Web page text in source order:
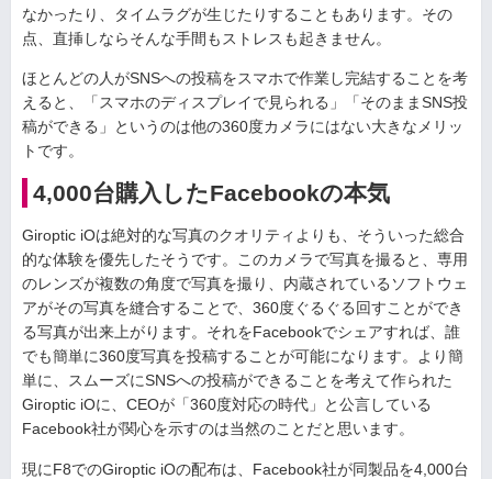
なかったり、タイムラグが生じたりすることもあります。その
点、直挿しならそんな手間もストレスも起きません。
ほとんどの人がSNSへの投稿をスマホで作業し完結することを考
えると、「スマホのディスプレイで見られる」「そのままSNS投
稿ができる」というのは他の360度カメラにはない大きなメリッ
トです。
4,000台購入したFacebookの本気
Giroptic iOは絶対的な写真のクオリティよりも、そういった総合
的な体験を優先したそうです。このカメラで写真を撮ると、専用
のレンズが複数の角度で写真を撮り、内蔵されているソフトウェ
アがその写真を縫合することで、360度ぐるぐる回すことができ
る写真が出来上がります。それをFacebookでシェアすれば、誰
でも簡単に360度写真を投稿することが可能になります。より簡
単に、スムーズにSNSへの投稿ができることを考えて作られた
Giroptic iOに、CEOが「360度対応の時代」と公言している
Facebook社が関心を示すのは当然のことだと思います。
現にF8でのGiroptic iOの配布は、Facebook社が同製品を4,000台